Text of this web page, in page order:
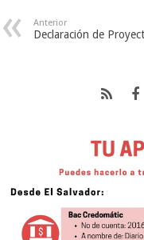
Anterior
Declaración de